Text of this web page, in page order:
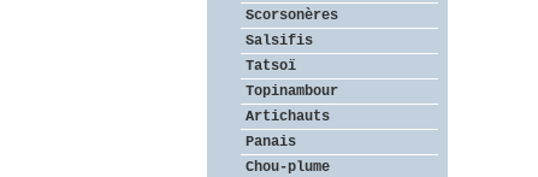
Scorsonères
Salsifis
Tatsoï
Topinambour
Artichauts
Panais
Chou-plume